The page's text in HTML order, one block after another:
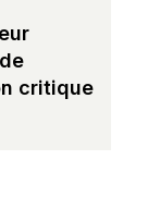
critique